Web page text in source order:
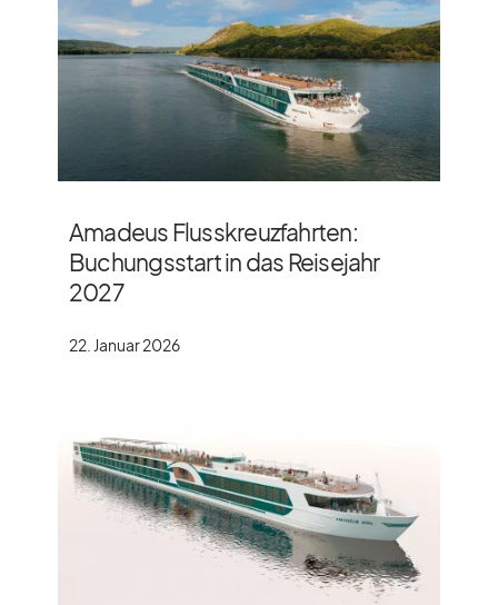
Amadeus Flusskreuzfahrten:
Buchungsstart in das Reisejahr
2027
22. Januar 2026